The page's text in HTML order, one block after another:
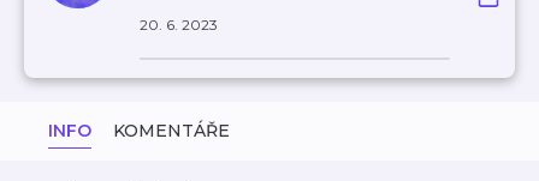
20. 6. 2023
INFO KOMENTÁŘE